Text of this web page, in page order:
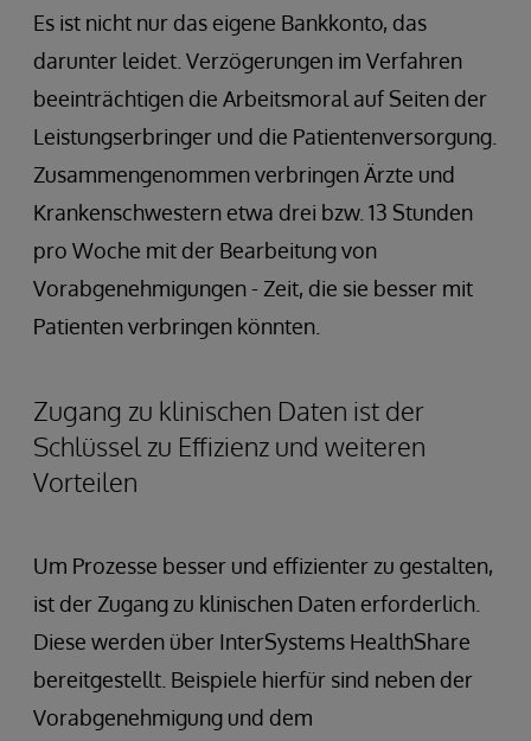
Es ist nicht nur das eigene Bankkonto, das
darunter leidet. Verzögerungen im Verfahren
beeinträchtigen die Arbeitsmoral auf Seiten der
Leistungserbringer und die Patientenversorgung.
Zusammengenommen verbringen Ärzte und
Krankenschwestern etwa drei bzw. 13 Stunden
pro Woche mit der Bearbeitung von
Vorabgenehmigungen - Zeit, die sie besser mit
Patienten verbringen könnten.
Zugang zu klinischen Daten ist der
Schlüssel zu Effizienz und weiteren
Vorteilen
Um Prozesse besser und effizienter zu gestalten,
ist der Zugang zu klinischen Daten erforderlich.
Diese werden über InterSystems HealthShare
bereitgestellt. Beispiele hierfür sind neben der
Vorabgenehmigung und dem